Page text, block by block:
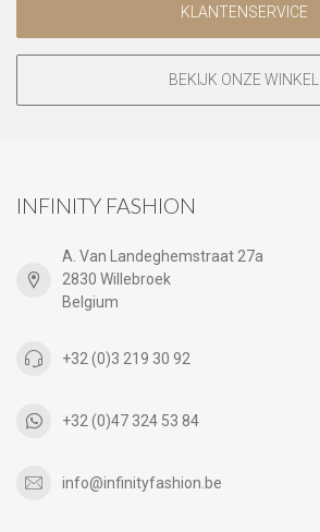
KLANTENSERVICE
BEKIJK ONZE WINKEL
INFINITY FASHION
A. Van Landeghemstraat 27a
2830 Willebroek
Belgium
+32 (0)3 219 30 92
+32 (0)47 324 53 84
info@infinityfashion.be